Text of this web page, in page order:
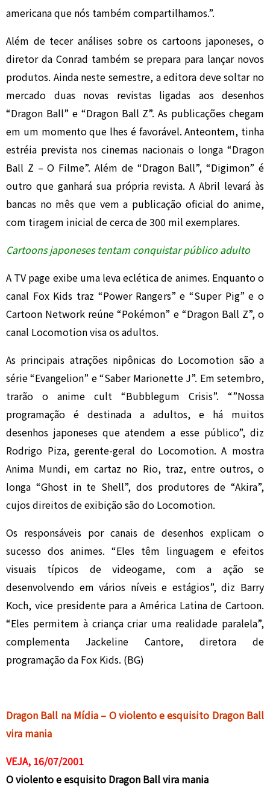
americana que nós também compartilhamos.”.
Além de tecer análises sobre os cartoons japoneses, o
diretor da Conrad também se prepara para lançar novos
produtos. Ainda neste semestre, a editora deve soltar no
mercado duas novas revistas ligadas aos desenhos
“Dragon Ball” e “Dragon Ball Z”. As publicações chegam
em um momento que lhes é favorável. Anteontem, tinha
estréia prevista nos cinemas nacionais o longa “Dragon
Ball Z – O Filme”. Além de “Dragon Ball”, “Digimon” é
outro que ganhará sua própria revista. A Abril levará às
bancas no mês que vem a publicação oficial do anime,
com tiragem inicial de cerca de 300 mil exemplares.
Cartoons japoneses tentam conquistar público adulto
A TV page exibe uma leva eclética de animes. Enquanto o
canal Fox Kids traz “Power Rangers” e “Super Pig” e o
Cartoon Network reúne “Pokémon” e “Dragon Ball Z”, o
canal Locomotion visa os adultos.
As principais atrações nipônicas do Locomotion são a
série “Evangelion” e “Saber Marionette J”. Em setembro,
trarão o anime cult “Bubblegum Crisis”. “”Nossa
programação é destinada a adultos, e há muitos
desenhos japoneses que atendem a esse público”, diz
Rodrigo Piza, gerente-geral do Locomotion. A mostra
Anima Mundi, em cartaz no Rio, traz, entre outros, o
longa “Ghost in te Shell”, dos produtores de “Akira”,
cujos direitos de exibição são do Locomotion.
Os responsáveis por canais de desenhos explicam o
sucesso dos animes. “Eles têm linguagem e efeitos
visuais típicos de videogame, com a ação se
desenvolvendo em vários níveis e estágios”, diz Barry
Koch, vice presidente para a América Latina de Cartoon.
“Eles permitem à criança criar uma realidade paralela”,
complementa Jackeline Cantore, diretora de
programação da Fox Kids. (BG)
Dragon Ball na Mídia – O violento e esquisito Dragon Ball
vira mania
VEJA, 16/07/2001
O violento e esquisito Dragon Ball vira mania